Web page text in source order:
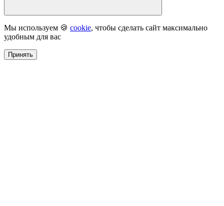
Мы используем 🍪 cookie, чтобы сделать сайт максимально
удобным для вас
Принять